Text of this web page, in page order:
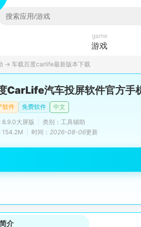
game
游戏
→ 车载百度carlife最新版本下载
CarLife汽车投屏软件官方手
软件 免费软件
中文
8.9.0大屏版
类别：工具辅助
154.2M
时间： 2026-08-06更新
简介